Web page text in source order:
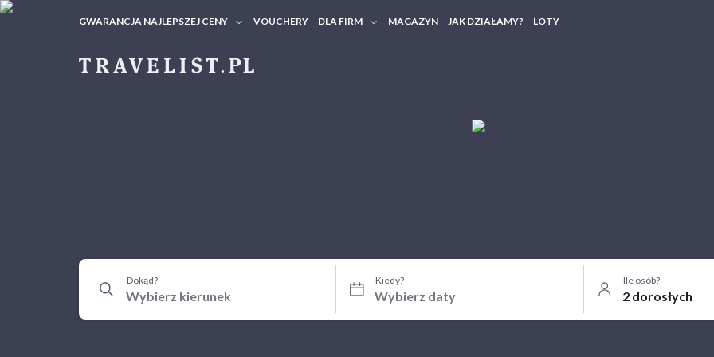
GWARANCJA NAJLEPSZEJ CENY VOUCHERY DLA FIRM MAGAZYN JAK DZIAŁAMY? LOTY
Dokąd? Kiedy? Ile osób?